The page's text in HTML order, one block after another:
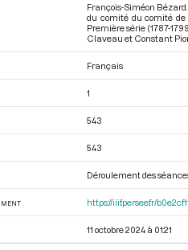
François-Siméon
du comité du comité de
Première série (1787-
Claveau et Constant
Français
1
543
543
Déroulement des
https://iiif.persee.fr/
11 octobre 2024 à 01:21